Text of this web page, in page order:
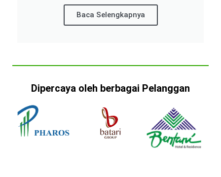
Baca Selengkapnya
Dipercaya oleh berbagai Pelanggan